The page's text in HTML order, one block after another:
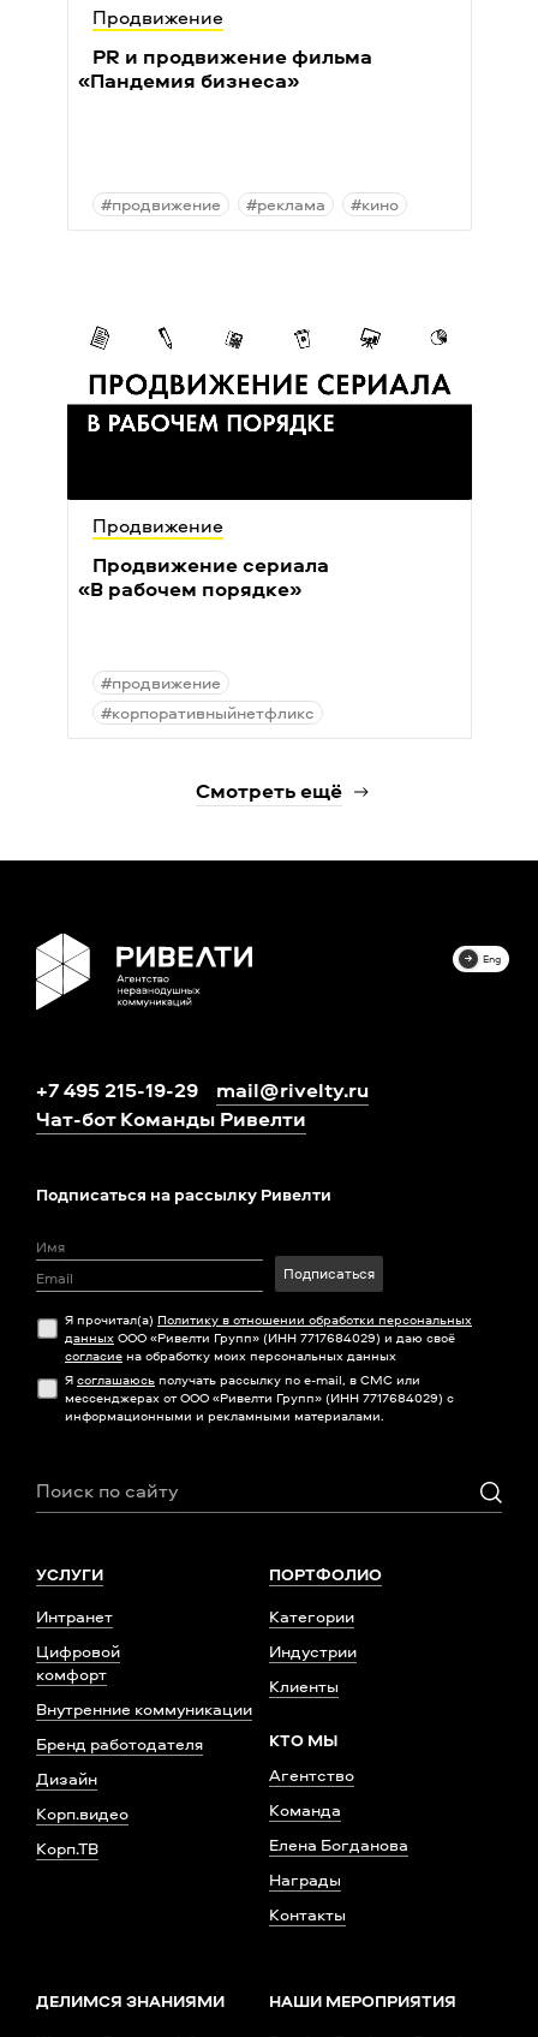
Продвижение
PR и продвижение фильма
«Пандемия бизнеса»
#продвижение #реклама #кино
Продвижение
Продвижение сериала
«В рабочем порядке»
#продвижение
#корпоративныйнетфликс
Смотреть ещё
+7 495 215-19-29
mail@rivelty.ru
Чат-бот Команды Ривелти
Eng
УСЛУГИ
Интранет
Цифровой
комфорт
Внутренние коммуникации
Бренд работодателя
Дизайн
Корп.видео
Корп.ТВ
ПОРТФОЛИО
Категории
Индустрии
Клиенты
КТО МЫ
Агентство
Команда
Елена Богданова
Награды
Контакты
ДЕЛИМСЯ ЗНАНИЯМИ
НАШИ МЕРОПРИЯТИЯ
Подписаться на рассылку Ривелти
Подписаться
Я прочитал(а) Политику в отношении обработки персональных
данных ООО «Ривелти Групп» (ИНН 7717684029) и даю своё
согласие на обработку моих персональных данных
Я соглашаюсь получать рассылку по e-mail, в СМС или
мессенджерах от ООО «Ривелти Групп» (ИНН 7717684029) с
информационными и рекламными материалами.